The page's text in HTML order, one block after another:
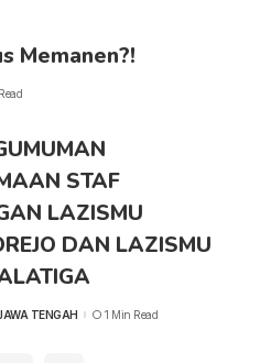
Memanen?!
STAF
LAZISMU
DAN LAZISMU
TENGAH 1 Min Read